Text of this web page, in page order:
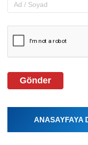
Gönder
ANASAYFAYA